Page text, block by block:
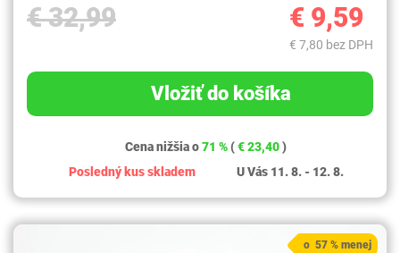
€ 32,99 € 9,59
€ 7,80 bez DPH
Vložiť do košíka
Cena nižšia o71 % (€ 23,40)
Posledný kus skladem
U Vás 11. 8. - 12. 8.
o 57 % menej